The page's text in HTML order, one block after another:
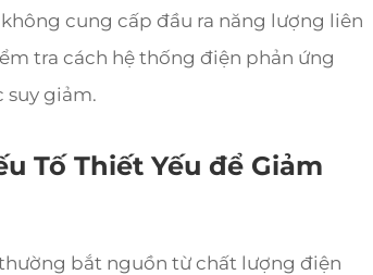
cung cấp đầu ra năng lượng liên
tra cách hệ thống điện phản ứng
suy giảm.
Tố Thiết Yếu để Giảm
bắt nguồn từ chất lượng điện